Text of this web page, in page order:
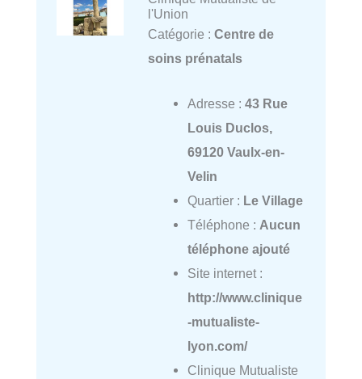
l'Union
Catégorie : Centre de
soins prénatals
Adresse : 43 Rue
Louis Duclos,
69120 Vaulx-en-
Velin
Quartier : Le Village
Téléphone : Aucun
téléphone ajouté
Site internet :
http://www.clinique
-mutualiste-
lyon.com/
Clinique Mutualiste